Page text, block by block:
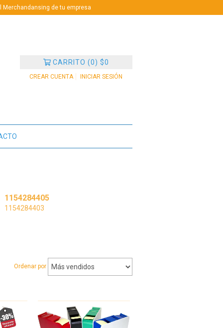
de tu empresa
CARRITO (0)$0
CREAR CUENTA INICIAR SESIÓN
1154284405
1154284403
Ordenar por